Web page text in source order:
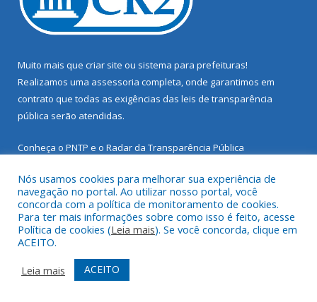
Muito mais que criar site ou sistema para prefeituras!
Realizamos uma assessoria completa, onde garantimos em
contrato que todas as exigências das leis de transparência
pública serão atendidas.
Conheça o PNTP e o Radar da Transparência Pública
Todos os direitos reservados a Prefeitura Municipal de Santarém
Novo.
Mapa do Site
Acessar Área Administrativa
Acessar Webmail
Nós usamos cookies para melhorar sua experiência de
navegação no portal. Ao utilizar nosso portal, você
concorda com a política de monitoramento de cookies.
Para ter mais informações sobre como isso é feito, acesse
Política de cookies (Leia mais). Se você concorda, clique em
ACEITO.
Leia mais
ACEITO